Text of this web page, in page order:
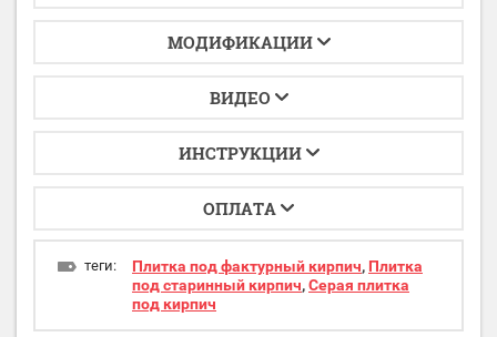
МОДИФИКАЦИИ
ВИДЕО
ИНСТРУКЦИИ
ОПЛАТА
теги: Плитка под фактурный кирпич, Плитка
под старинный кирпич,Серая плитка
под кирпич